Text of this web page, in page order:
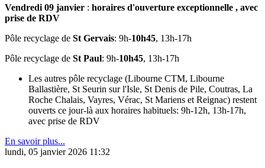
Vendredi 09 janvier : horaires d'ouverture exceptionnelle , avec
prise de RDV
Pôle recyclage de St Gervais: 9h-10h45, 13h-17h
Pôle recyclage de St Paul: 9h-10h45, 13h-17h
Les autres pôle recyclage (Libourne CTM, Libourne
Ballastière, St Seurin sur l'Isle, St Denis de Pile, Coutras, La
Roche Chalais, Vayres, Vérac, St Mariens et Reignac) restent
ouverts ce jour-là aux horaires habituels: 9h-12h, 13h-17h,
avec prise de RDV
En savoir plus...
lundi, 05 janvier 2026 11:32